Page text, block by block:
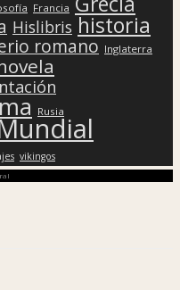
Francia
Hislibris historia
romano Inglaterra
Rusia
vikingos